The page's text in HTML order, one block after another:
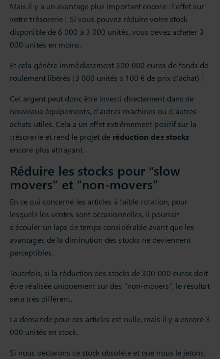
Mais il y a un avantage plus important encore : l’effet sur
votre trésorerie ! Si vous pouvez réduire votre stock
disponible de 6 000 à 3 000 unités, vous devez acheter 3
000 unités en moins.
Et cela génère immédiatement 300 000 euros de fonds de
roulement libérés (3 000 unités x 100 € de prix d’achat) !
Cet argent peut donc être investi directement dans de
nouveaux équipements, d’autres machines ou d’autres
achats utiles. Cela a un effet extrêmement positif sur la
trésorerie et rend le projet de réduction des stocks
encore plus attrayant.
Réduire les stocks pour “slow
movers” et “non-movers”
En ce qui concerne les articles à faible rotation, pour
lesquels les ventes sont occasionnelles, il pourrait
s’écouler un laps de temps considérable avant que les
avantages de la diminution des stocks ne deviennent
perceptibles.
Toutefois, si la réduction des stocks de 300 000 euros doit
être réalisée uniquement sur des “non-movers”, le résultat
sera très différent.
La demande pour ces articles est nulle, mais il y a encore 3
000 unités en stock.
Si nous déclarons ce stock obsolète et que nous le jetons,